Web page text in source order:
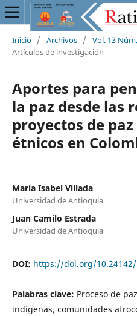
Inicio / Archivos / Vol. 13
Artículos de investigación
Aportes para
la paz desde las
proyectos de
étnicos en
María Isabel Villada
Universidad de Antioquia
Juan Camilo Estrada
Universidad de Antioquia
DOI: https://doi.org/
Palabras clave: Proceso de
indígenas, comunidades